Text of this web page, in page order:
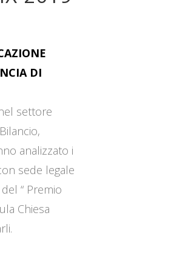
DI
settore
analizzato i
sede legale
“ Premio
Chiesa